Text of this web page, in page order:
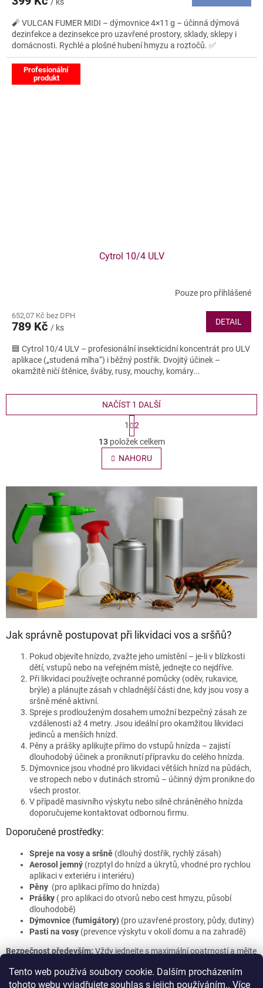
Tento web používá soubory cookie. Dalším procházením
tohoto webu vyjadřujete souhlas s jejich používáním.. Více
🧨 VULCAN FUMER MIDI – dýmovnice 4×11 g – účinná dýmová
dezinfekce a dezinsekce pro uzavřené prostory, sklady, sklepy i
domácnosti. Rychlé a plošné hubení hmyzu a roztočů. ✅
Profesionální
produkt
Cytrol 10/4 ULV
Pouze pro přihlášené
652,07 Kč bez DPH
789 Kč / ks
DETAIL
🟦 Cytrol 10/4 ULV – profesionální insekticidní koncentrát pro ULV
aplikace („studená mlha“) i běžný postřik. Dvojitý účinek –
okamžitě ničí štěnice, šváby, rusy, mouchy, komáry...
O
v
l
á
r
v
ý
p
u
NAČÍST 1 DALŠÍ
S
t
r
á
n
k
v
n
1
2
13položek celkem
NAHORU
Jak správně postupovat při likvidaci vos a sršňů?
Pokud objevíte hnízdo, zvažte jeho umístění – je-li v blízkosti
dětí, vstupů nebo na veřejném místě, jednejte co nejdříve.
Při likvidaci používejte ochranné pomůcky (oděv, rukavice,
brýle) a plánujte zásah v chladnější části dne, kdy jsou vosy a
sršně méně aktivní.
Spreje s prodlouženým dosahem umožní bezpečný zásah ze
vzdálenosti až 4 metry. Jsou ideální pro okamžitou likvidaci
jedinců a menších hnízd.
Pěny a prášky aplikujte přímo do vstupů hnízda – zajistí
dlouhodobý účinek a proniknutí přípravku do celého hnízda.
Dýmovnice jsou vhodné pro likvidaci větších hnízd na půdách,
ve stropech nebo v dutinách stromů – účinný dým pronikne do
všech prostor.
V případě masivního výskytu nebo silně chráněného hnízda
doporučujeme kontaktovat odbornou firmu.
Doporučené prostředky:
Spreje na vosy a sršně (dlouhý dostřik, rychlý zásah)
Aerosol jemný (rozptyl do hnízd a úkrytů, vhodné pro rychlou
aplikaci v exteriéru i interiéru)
Pěny (pro aplikaci přímo do hnízda)
Prášky ( pro aplikaci do otvorů nebo cest hmyzu, působí
dlouhodobě)
Dýmovnice (fumigátory) (pro uzavřené prostory, půdy, dutiny)
Pasti na vosy (prevence výskytu v okolí domu a na zahradě)
Bezpečnost především:Vždy jednejte s maximální opatrností a mějte
profesionály – jsme tu pro vás, Hubim.cz!